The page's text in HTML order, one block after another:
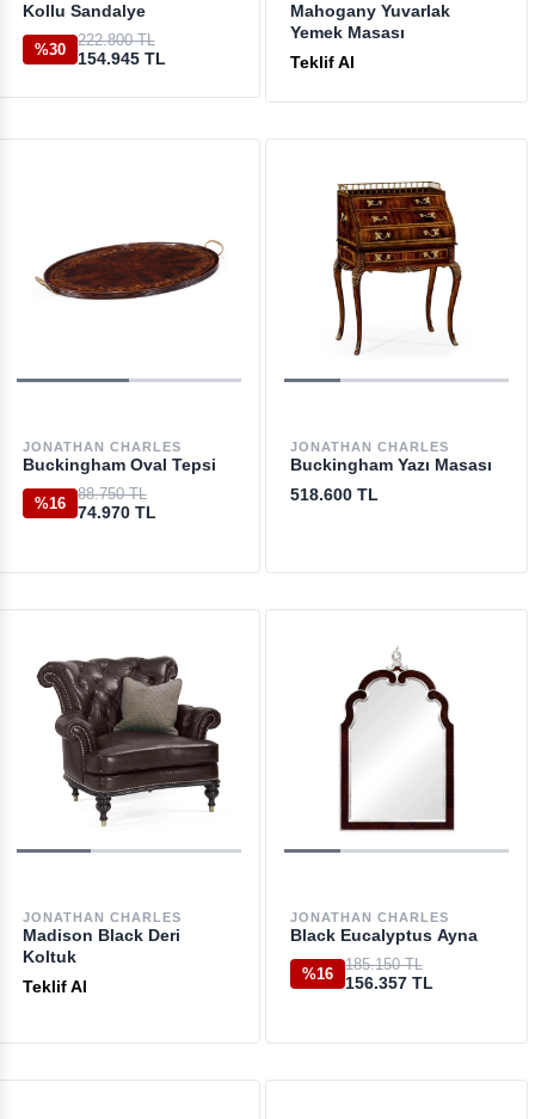
Kollu Sandalye
%30
222.800 TL
154.945 TL
Mahogany Yuvarlak
Yemek Masası
Teklif Al
JONATHAN CHARLES
Buckingham Oval Tepsi
%16
88.750 TL
74.970 TL
JONATHAN CHARLES
Buckingham Yazı Masası
518.600 TL
JONATHAN CHARLES
Madison Black Deri
Koltuk
Teklif Al
JONATHAN CHARLES
Black Eucalyptus Ayna
%16
185.150 TL
156.357 TL